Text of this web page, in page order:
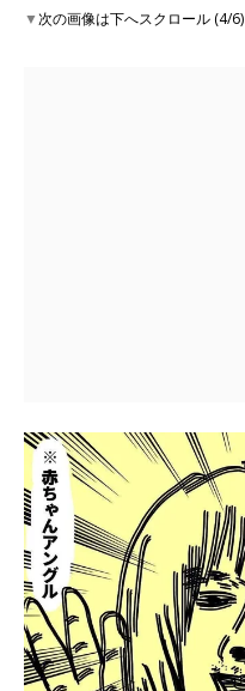
▼次の画像は下へスクロール (4/6)